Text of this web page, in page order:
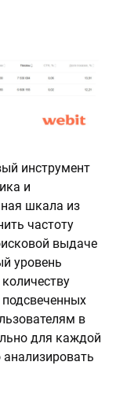
инструмент
и
шкала из
частоту
выдаче
уровень
в
для каждой
анализировать